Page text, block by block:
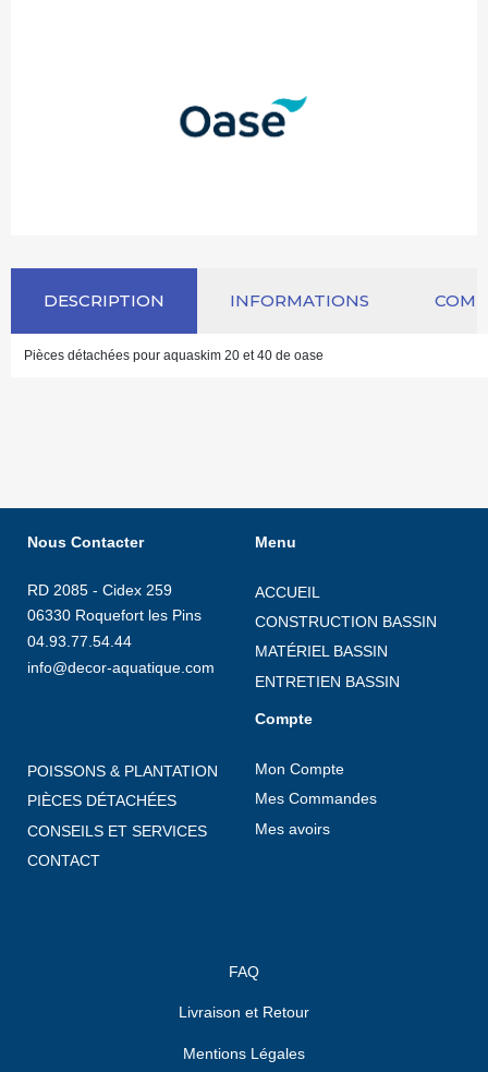
DESCRIPTION INFORMATIONS
Pièces détachées pour aquaskim 20 et 40 de oase
Nous Contacter
RD 2085 - Cidex 259
06330 Roquefort les Pins
04.93.77.54.44
info@decor-aquatique.com
Menu
ACCUEIL
CONSTRUCTION BASSIN
MATÉRIEL BASSIN
ENTRETIEN BASSIN
POISSONS & PLANTATION
PIÈCES DÉTACHÉES
CONSEILS ET SERVICES
CONTACT
Compte
Mon Compte
Mes Commandes
Mes avoirs
FAQ
Livraison et Retour
Mentions Légales